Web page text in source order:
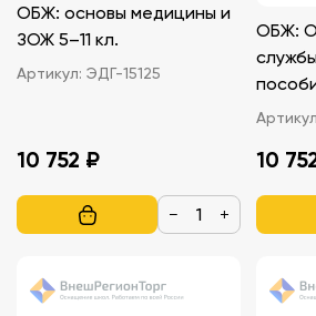
ОБЖ: основы медицины и
ЗОЖ 5–11 кл.
Артикул: ЭДГ-15125
10 752 ₽
− +
ОБЖ:
10